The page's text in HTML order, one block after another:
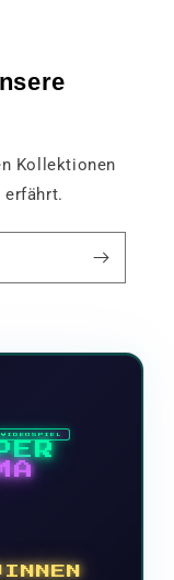
Kollektionen
erfährt.
VIDEOSPIEL